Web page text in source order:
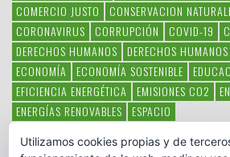
COMERCIO JUSTO
CONSERVACION
CORONAVIRUS
CORRUPCIÓN COVID-19
DERECHOS HUMANOS
DERECHOS
ECONOMÍA
ECONOMÍA SOSTENIBLE
EFICIENCIA ENERGÉTICA
EMISIONES CO2
ENERGÍAS RENOVABLES
ESPACIO
HAMBRE LATINOAMÉRICA MEDIO AMBIENTE
Utilizamos cookies propias y de